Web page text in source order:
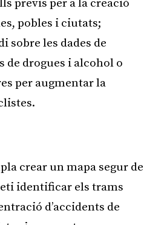
previs per a la creació
pobles i ciutats;
sobre les dades de
de drogues i alcohol o
per augmentar la
crear un mapa segur de
identificar els trams
d’accidents de